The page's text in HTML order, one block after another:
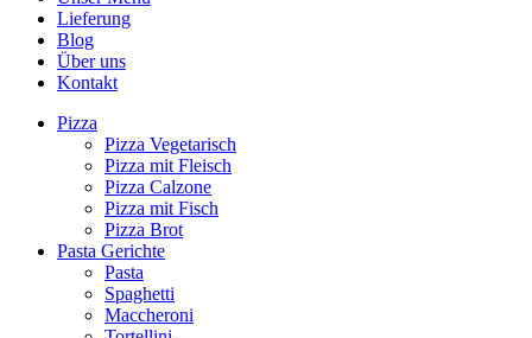
Lieferung
Blog
Über uns
Kontakt
Pizza
Pizza Vegetarisch
Pizza mit Fleisch
Pizza Calzone
Pizza mit Fisch
Pizza Brot
Pasta Gerichte
Pasta
Spaghetti
Maccheroni